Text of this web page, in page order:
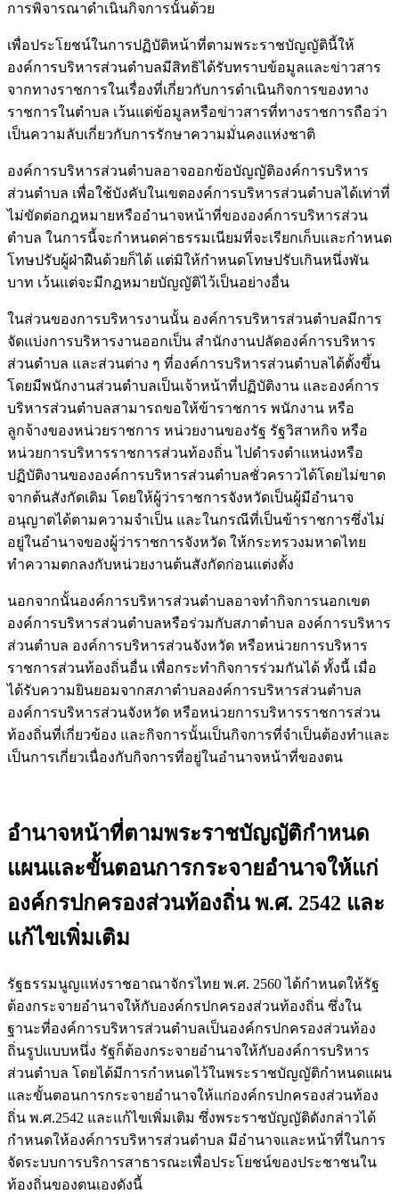
การพิจารณาดำเนินกิจการนั้นด้วย
เพื่อประโยชน์ในการปฏิบัติหน้าที่ตามพระราชบัญญัตินี้ให้
องค์การบริหารส่วนตำบลมีสิทธิได้รับทราบข้อมูลและข่าวสาร
จากทางราชการในเรื่องที่เกี่ยวกับการดำเนินกิจการของทาง
ราชการในตำบล เว้นแต่ข้อมูลหรือข่าวสารที่ทางราชการถือว่า
เป็นความลับเกี่ยวกับการรักษาความมั่นคงแห่งชาติ
องค์การบริหารส่วนตำบลอาจออกข้อบัญญัติองค์การบริหาร
ส่วนตำบล เพื่อใช้บังคับในเขตองค์การบริหารส่วนตำบลได้เท่าที่
ไม่ขัดต่อกฎหมายหรืออำนาจหน้าที่ขององค์การบริหารส่วน
ตำบล ในการนี้จะกำหนดค่าธรรมเนียมที่จะเรียกเก็บและกำหนด
โทษปรับผู้ฝ่าฝืนด้วยก็ได้ แต่มิให้กำหนดโทษปรับเกินหนึ่งพัน
บาท เว้นแต่จะมีกฎหมายบัญญัติไว้เป็นอย่างอื่น
ในส่วนของการบริหารงานนั้น องค์การบริหารส่วนตำบลมีการ
จัดแบ่งการบริหารงานออกเป็น สำนักงานปลัดองค์การบริหาร
ส่วนตำบล และส่วนต่าง ๆ ที่องค์การบริหารส่วนตำบลได้ตั้งขึ้น
โดยมีพนักงานส่วนตำบลเป็นเจ้าหน้าที่ปฏิบัติงาน และองค์การ
บริหารส่วนตำบลสามารถขอให้ข้าราชการ พนักงาน หรือ
ลูกจ้างของหน่วยราชการ หน่วยงานของรัฐ รัฐวิสาหกิจ หรือ
หน่วยการบริหารราชการส่วนท้องถิ่น ไปดำรงตำแหน่งหรือ
ปฏิบัติงานขององค์การบริหารส่วนตำบลชั่วคราวได้โดยไม่ขาด
จากต้นสังกัดเดิม โดยให้ผู้ว่าราชการจังหวัดเป็นผู้มีอำนาจ
อนุญาตได้ตามความจำเป็น และในกรณีที่เป็นข้าราชการซึ่งไม่
อยู่ในอำนาจของผู้ว่าราชการจังหวัด ให้กระทรวงมหาดไทย
ทำความตกลงกับหน่วยงานต้นสังกัดก่อนแต่งตั้ง
นอกจากนั้นองค์การบริหารส่วนตำบลอาจทำกิจการนอกเขต
องค์การบริหารส่วนตำบลหรือร่วมกับสภาตำบล องค์การบริหาร
ส่วนตำบล องค์การบริหารส่วนจังหวัด หรือหน่วยการบริหาร
ราชการส่วนท้องถิ่นอื่น เพื่อกระทำกิจการร่วมกันได้ ทั้งนี้ เมื่อ
ได้รับความยินยอมจากสภาตำบลองค์การบริหารส่วนตำบล
องค์การบริหารส่วนจังหวัด หรือหน่วยการบริหารราชการส่วน
ท้องถิ่นที่เกี่ยวข้อง และกิจการนั้นเป็นกิจการที่จำเป็นต้องทำและ
เป็นการเกี่ยวเนื่องกับกิจการที่อยู่ในอำนาจหน้าที่ของตน
อำนาจหน้าที่ตามพระราชบัญญัติกำหนด
แผนและขั้นตอนการกระจายอำนาจให้แก่
องค์กรปกครองส่วนท้องถิ่น พ.ศ. 2542 และ
แก้ไขเพิ่มเติม
รัฐธรรมนูญแห่งราชอาณาจักรไทย พ.ศ. 2560 ได้กำหนดให้รัฐ
ต้องกระจายอำนาจให้กับองค์กรปกครองส่วนท้องถิ่น ซึ่งใน
ฐานะที่องค์การบริหารส่วนตำบลเป็นองค์กรปกครองส่วนท้อง
ถิ่นรูปแบบหนึ่ง รัฐก็ต้องกระจายอำนาจให้กับองค์การบริหาร
ส่วนตำบล โดยได้มีการกำหนดไว้ในพระราชบัญญัติกำหนดแผน
และขั้นตอนการกระจายอำนาจให้แก่องค์กรปกครองส่วนท้อง
ถิ่น พ.ศ.2542 และแก้ไขเพิ่มเติม ซึ่งพระราชบัญญัติดังกล่าวได้
กำหนดให้องค์การบริหารส่วนตำบล มีอำนาจและหน้าที่ในการ
จัดระบบการบริการสาธารณะเพื่อประโยชน์ของประชาชนใน
ท้องถิ่นของตนเองดังนี้